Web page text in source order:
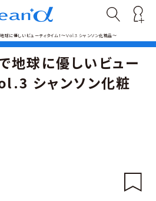
球に優しいビューティタイム！〜Vol.3 シャンソン化粧品〜
地球に優しいビュー
シャンソン化粧